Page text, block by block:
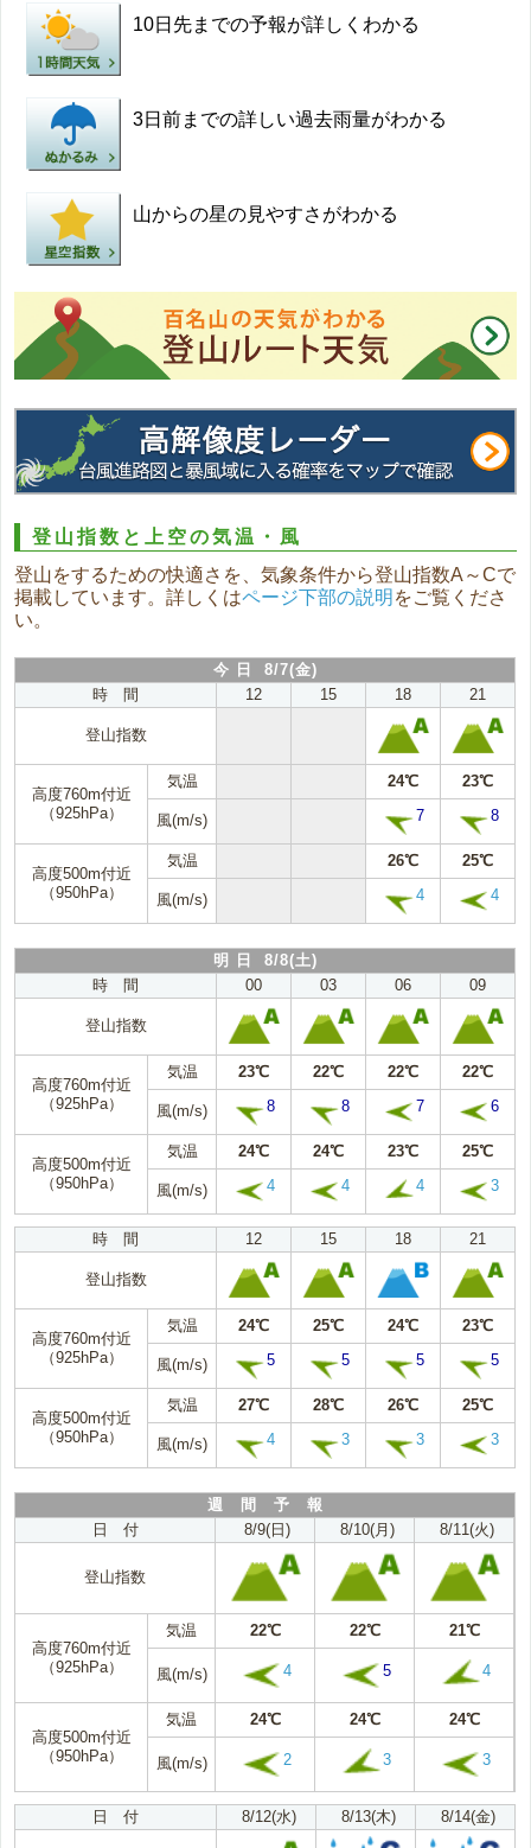
10日先までの予報が詳しくわかる
3日前までの詳しい過去雨量がわかる
山からの星の見やすさがわかる
登山指数と上空の気温・風
登山をするための快適さを、気象条件から登山指数A～Cで
掲載しています。詳しくはページ下部の説明 をご覧くださ
い。
今 日 8/7(金)
時 間
12 15 18 21
登山指数
高度760m付近
（925hPa）
気温 24℃ 23℃
風(m/s) 7 8
高度500m付近
（950hPa）
気温 26℃ 25℃
風(m/s) 4 4
明 日 8/8(土)
時 間
00 03 06 09
登山指数
高度760m付近
（925hPa）
気温 23℃ 22℃ 22℃ 22℃
風(m/s) 8 8 7 6
高度500m付近
（950hPa）
気温 24℃ 24℃ 23℃ 25℃
風(m/s) 4 4 4 3
時 間 12 15 18 21
登山指数
高度760m付近
（925hPa）
気温 24℃ 25℃ 24℃ 23℃
風(m/s) 5 5 5 5
高度500m付近
（950hPa）
気温 27℃ 28℃ 26℃ 25℃
風(m/s) 4 3 3 3
週 間 予 報
日 付
8/9(日) 8/10(月) 8/11(火)
登山指数
高度760m付近
（925hPa）
気温 22℃ 22℃ 21℃
風(m/s) 4 5 4
高度500m付近
（950hPa）
気温 24℃ 24℃ 24℃
風(m/s) 2 3 3
日 付 8/12(水) 8/13(木) 8/14(金)